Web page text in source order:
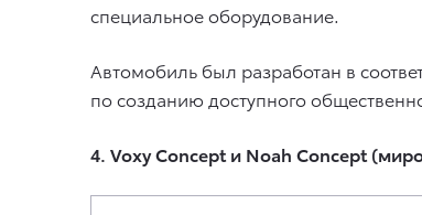
специальное оборудование.
Автомобиль был разработан в
по созданию доступного
4. Voxy Concept и Noah Concept